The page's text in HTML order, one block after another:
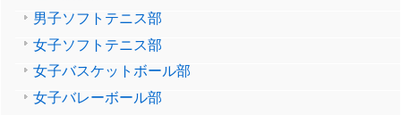
男子ソフトテニス部
女子ソフトテニス部
女子バスケットボール部
女子バレーボール部